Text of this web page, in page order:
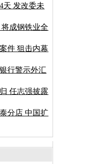
天 发改委未
成钢铁业全
件 狙击内幕
行警示外汇
任志强披露
分店 中国扩